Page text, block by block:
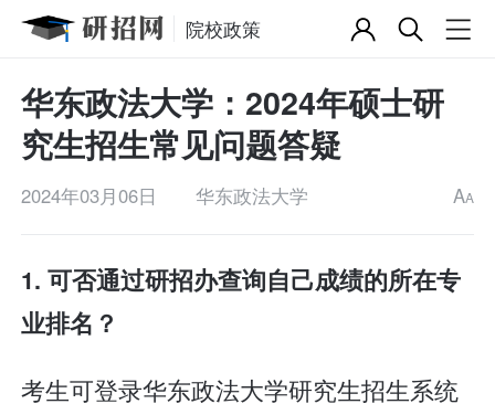
院校政策
华东政法大学：2024年硕士研
究生招生常见问题答疑
2024年03月06日 华东政法大学 AA
1. 可否通过研招办查询自己成绩的所在专
业排名？
考生可登录华东政法大学研究生招生系统